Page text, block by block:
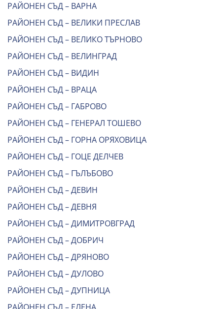
РАЙОНЕН СЪД – ВАРНА
РАЙОНЕН СЪД – ВЕЛИКИ ПРЕСЛАВ
РАЙОНЕН СЪД – ВЕЛИКО ТЪРНОВО
РАЙОНЕН СЪД – ВЕЛИНГРАД
РАЙОНЕН СЪД – ВИДИН
РАЙОНЕН СЪД – ВРАЦА
РАЙОНЕН СЪД – ГАБРОВО
РАЙОНЕН СЪД – ГЕНЕРАЛ ТОШЕВО
РАЙОНЕН СЪД – ГОРНА ОРЯХОВИЦА
РАЙОНЕН СЪД – ГОЦЕ ДЕЛЧЕВ
РАЙОНЕН СЪД – ГЪЛЪБОВО
РАЙОНЕН СЪД – ДЕВИН
РАЙОНЕН СЪД – ДЕВНЯ
РАЙОНЕН СЪД – ДИМИТРОВГРАД
РАЙОНЕН СЪД – ДОБРИЧ
РАЙОНЕН СЪД – ДРЯНОВО
РАЙОНЕН СЪД – ДУЛОВО
РАЙОНЕН СЪД – ДУПНИЦА